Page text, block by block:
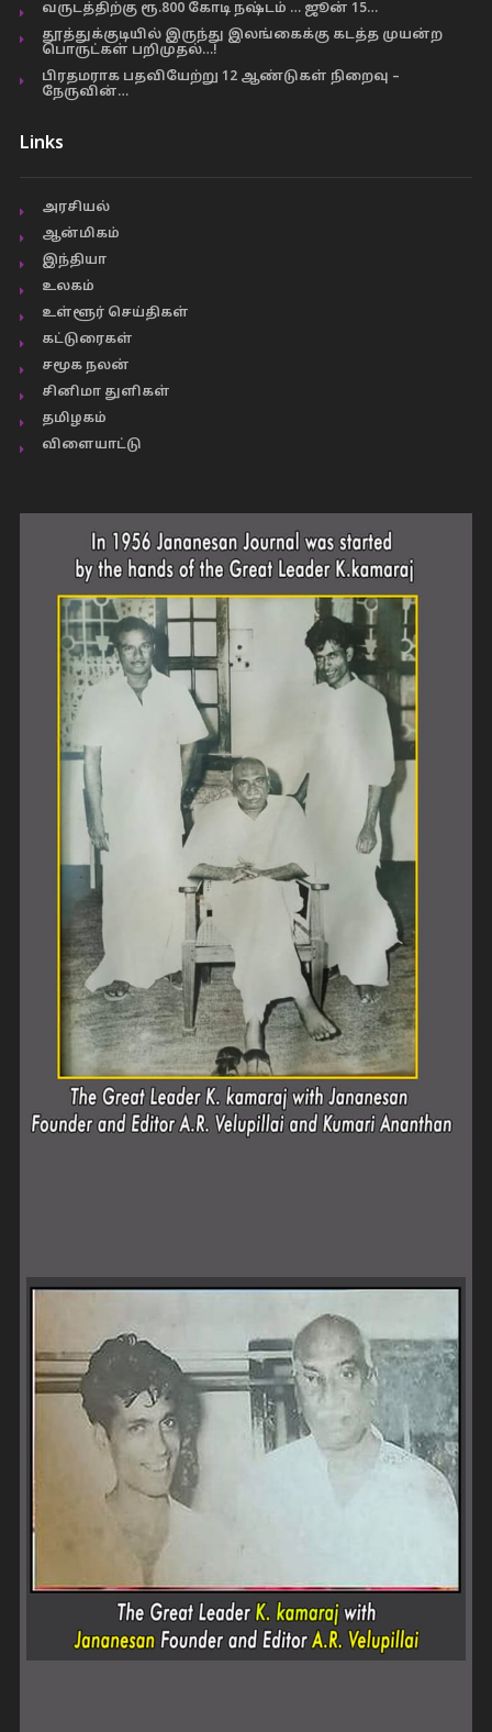
வருடத்திற்கு ரூ.800 கோடி நஷ்டம் … ஜூன் 15…
தூத்துக்குடியில் இருந்து இலங்கைக்கு கடத்த முயன்ற
பொருட்கள் பறிமுதல்…!
பிரதமராக பதவியேற்று 12 ஆண்டுகள் நிறைவு –
நேருவின்…
Links
அரசியல்
ஆன்மிகம்
இந்தியா
உலகம்
உள்ளூர் செய்திகள்
கட்டுரைகள்
சமூக நலன்
சினிமா துளிகள்
தமிழகம்
விளையாட்டு